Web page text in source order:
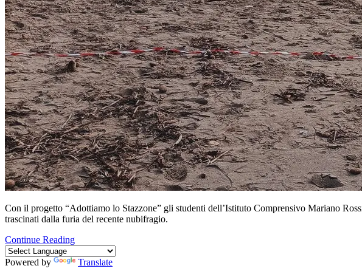
Con il progetto “Adottiamo lo Stazzone” gli studenti dell’Istituto Comprensivo Mariano
trascinati dalla furia del recente nubifragio.
Continue Reading
Powered by Translate